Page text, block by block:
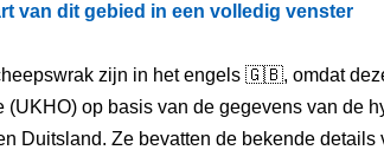
van dit gebied in een volledig venster
zijn in het engels 🇬🇧, omdat
(UKHO) op basis van de gegevens van de
Duitsland. Ze bevatten de bekende